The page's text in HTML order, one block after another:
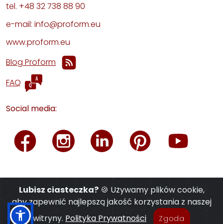
tel. +48 32 738 88 90
e-mail: info@proform.eu
www.proform.eu
Blog Proform
FAQ
Social media:
Lubisz ciasteczka?🍪 Używamy plików cookie,
aby zapewnić najlepszą jakość korzystania z naszej
witryny. Polityka Prywatności Zgoda